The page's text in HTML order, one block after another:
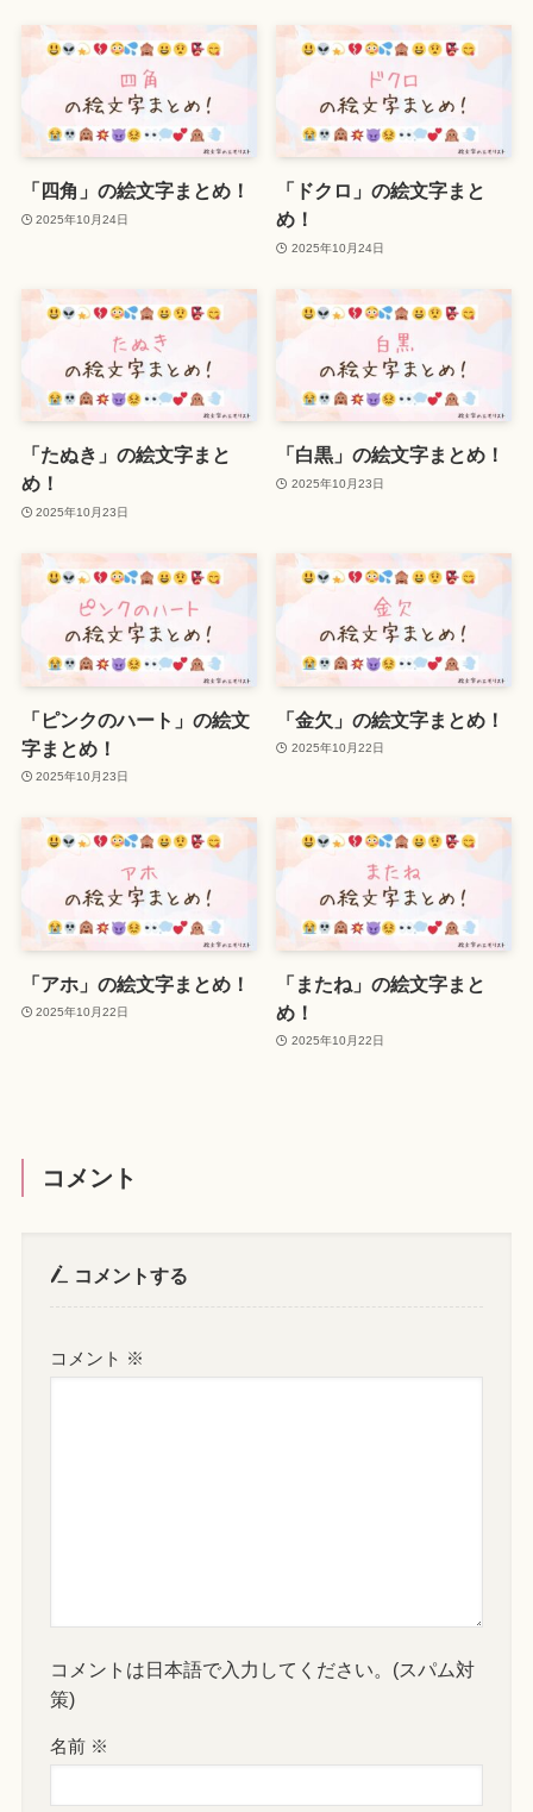
「四角」の絵文字まとめ！
2025年10月24日
「ドクロ」の絵文字まと
め！
2025年10月24日
「たぬき」の絵文字まと
め！
2025年10月23日
「白黒」の絵文字まとめ！
2025年10月23日
「ピンクのハート」の絵文
字まとめ！
2025年10月23日
「金欠」の絵文字まとめ！
2025年10月22日
「アホ」の絵文字まとめ！
2025年10月22日
「またね」の絵文字まと
め！
2025年10月22日
コメント
コメントする
コメント ※
コメントは日本語で入力してください。(スパム対
策)
名前 ※